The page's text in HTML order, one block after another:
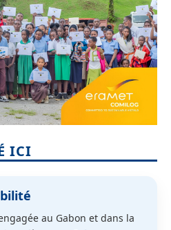
ICI
au Gabon et dans la